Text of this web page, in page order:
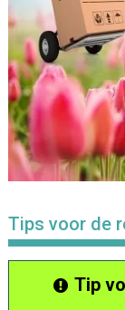
Tips voor de
Tip